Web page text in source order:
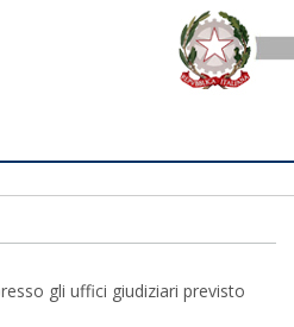
gli uffici giudiziari previsto